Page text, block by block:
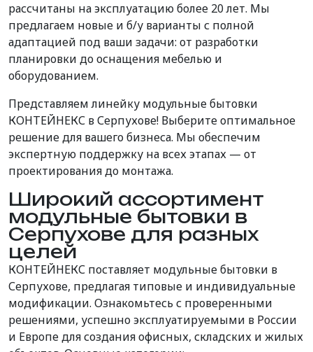
рассчитаны на эксплуатацию более 20 лет. Мы
предлагаем новые и б/у варианты с полной
адаптацией под ваши задачи: от разработки
планировки до оснащения мебелью и
оборудованием.
Представляем линейку модульные бытовки
КОНТЕЙНЕКС в Серпухове! Выберите оптимальное
решение для вашего бизнеса. Мы обеспечим
экспертную поддержку на всех этапах — от
проектирования до монтажа.
Широкий ассортимент
модульные бытовки в
Серпухове для разных
целей
КОНТЕЙНЕКС поставляет модульные бытовки в
Серпухове, предлагая типовые и индивидуальные
модификации. Ознакомьтесь с проверенными
решениями, успешно эксплуатируемыми в России
и Европе для создания офисных, складских и жилых